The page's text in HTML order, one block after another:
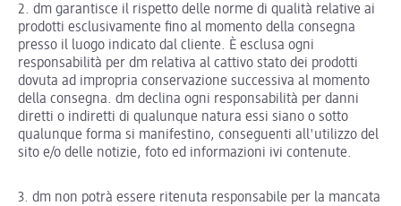
2. dm garantisce il rispetto delle norme di qualità relative ai
prodotti esclusivamente fino al momento della consegna
presso il luogo indicato dal cliente. È esclusa ogni
responsabilità per dm relativa al cattivo stato dei prodotti
dovuta ad impropria conservazione successiva al momento
della consegna. dm declina ogni responsabilità per danni
diretti o indiretti di qualunque natura essi siano o sotto
qualunque forma si manifestino, conseguenti all'utilizzo del
sito e/o delle notizie, foto ed informazioni ivi contenute.
3. dm non potrà essere ritenuta responsabile per la mancata